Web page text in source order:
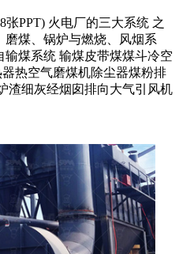
PPT) 火电厂的三大系统 之
磨煤、锅炉与燃烧、风烟系
煤系统 输煤皮带煤煤斗冷空
热空气磨煤机除尘器煤粉排
渣细灰经烟囱排向大气引风机